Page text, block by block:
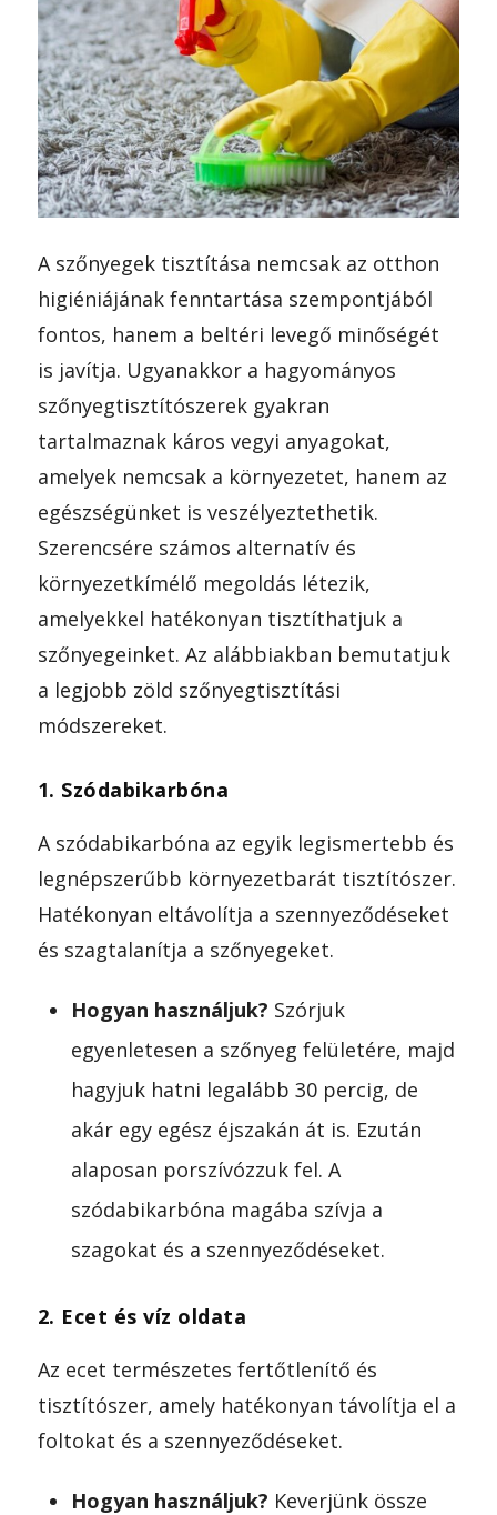
A szőnyegek tisztítása nemcsak az otthon
higiéniájának fenntartása szempontjából
fontos, hanem a beltéri levegő minőségét
is javítja. Ugyanakkor a hagyományos
szőnyegtisztítószerek gyakran
tartalmaznak káros vegyi anyagokat,
amelyek nemcsak a környezetet, hanem az
egészségünket is veszélyeztethetik.
Szerencsére számos alternatív és
környezetkímélő megoldás létezik,
amelyekkel hatékonyan tisztíthatjuk a
szőnyegeinket. Az alábbiakban bemutatjuk
a legjobb zöld szőnyegtisztítási
módszereket.
1. Szódabikarbóna
A szódabikarbóna az egyik legismertebb és
legnépszerűbb környezetbarát tisztítószer.
Hatékonyan eltávolítja a szennyeződéseket
és szagtalanítja a szőnyegeket.
Hogyan használjuk? Szórjuk
egyenletesen a szőnyeg felületére, majd
hagyjuk hatni legalább 30 percig, de
akár egy egész éjszakán át is. Ezután
alaposan porszívózzuk fel. A
szódabikarbóna magába szívja a
szagokat és a szennyeződéseket.
2. Ecet és víz oldata
Az ecet természetes fertőtlenítő és
tisztítószer, amely hatékonyan távolítja el a
foltokat és a szennyeződéseket.
Hogyan használjuk? Keverjünk össze